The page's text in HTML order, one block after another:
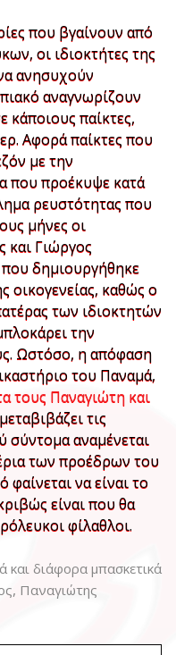
που βγαίνουν από
οι ιδιοκτήτες της
ανησυχούν
αναγνωρίζουν
κάποιους παίκτες,
Αφορά παίκτες που
με την
που προέκυψε κατά
ρευστότητας που
μήνες οι
και Γιώργος
δημιουργήθηκε
οικογενείας, καθώς ο
των ιδιοκτητών
την
Ωστόσο, η απόφαση
του Παναμά,
τους Παναγιώτη και
τις
σύντομα αναμένεται
των προέδρων του
να είναι το
είναι που θα
φίλαθλοι.
και διάφορα μπασκετικά
, Παναγιώτης